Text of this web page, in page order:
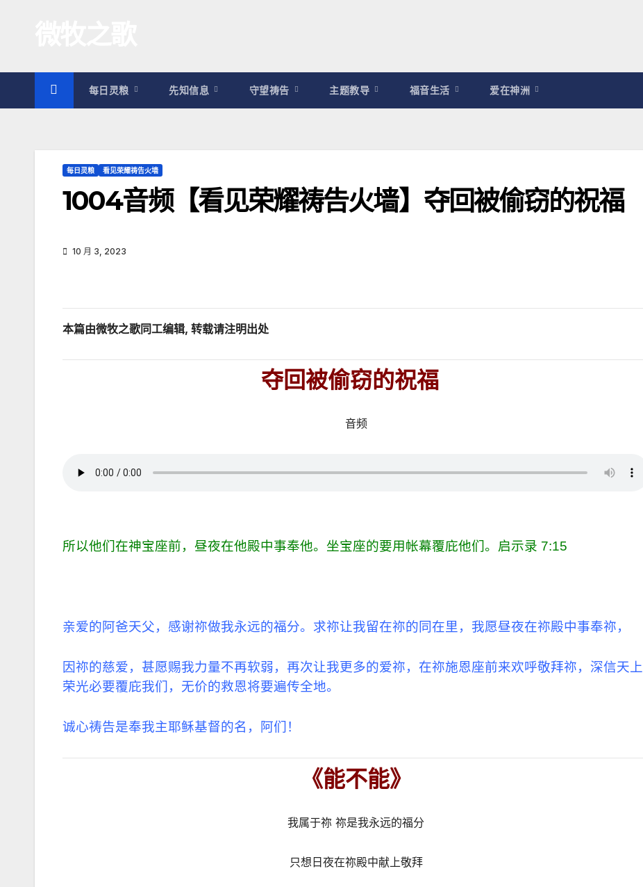
容
每日灵粮 先知信息 守望祷告 主题教导 福音生活 爱在神洲
每日灵粮 看见荣耀祷告火墙
1004音频【看见荣耀祷告火墙】夺回被偷窃的祝福
10 月 3, 2023
本篇由微牧之歌同工编辑, 转载请注明出处
夺回被偷窃的祝福
音频
所以他们在神宝座前，昼夜在他殿中事奉他。坐宝座的要用帐幕覆庇他们。启示录 7:15
亲爱的阿爸天父，感谢祢做我永远的福分。求祢让我留在祢的同在里，我愿昼夜在祢殿中事奉祢，
因祢的慈爱，甚愿赐我力量不再软弱，再次让我更多的爱祢，在祢施恩座前来欢呼敬拜祢，深信天上
荣光必要覆庇我们，无价的救恩将要遍传全地。
诚心祷告是奉我主耶稣基督的名，阿们！
《能不能》
我属于祢 祢是我永远的福分
只想日夜在祢殿中献上敬拜